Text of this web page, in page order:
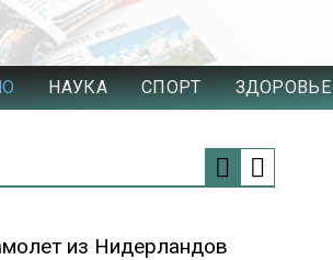
НАУКА СПОРТ ЗДОРОВЬЕ
из Нидерландов